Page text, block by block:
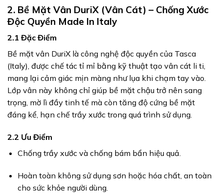
2. Bề Mặt Vân DuriX (Vân Cát) – Chống Xước
Độc Quyền Made In Italy
2.1 Đặc Điểm
Bề mặt vân DuriX là công nghệ độc quyền của Tasca
(Italy), được chế tác tỉ mỉ bằng kỹ thuật tạo vân cát li ti,
mang lại cảm giác mịn màng như lụa khi chạm tay vào.
Lớp vân này không chỉ giúp bề mặt chậu trở nên sang
trọng, mờ lì đầy tinh tế mà còn tăng độ cứng bề mặt
đáng kể, hạn chế trầy xước trong quá trình sử dụng.
2.2 Ưu Điểm
Chống trầy xước và chống bám bẩn hiệu quả.
Hoàn toàn không sử dụng sơn hoặc hóa chất, an toàn
cho sức khỏe người dùng.